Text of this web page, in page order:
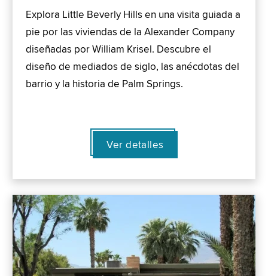
Explora Little Beverly Hills en una visita guiada a
pie por las viviendas de la Alexander Company
diseñadas por William Krisel. Descubre el
diseño de mediados de siglo, las anécdotas del
barrio y la historia de Palm Springs.
Ver detalles